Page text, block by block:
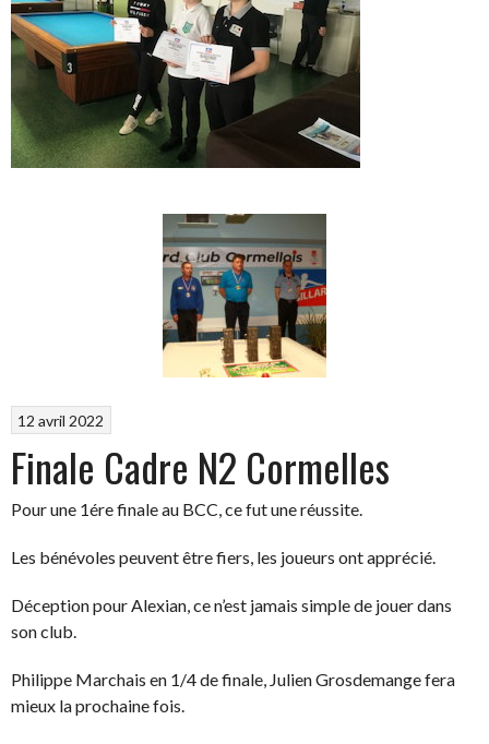
12 avril 2022
Finale Cadre N2 Cormelles
Pour une 1ére finale au BCC, ce fut une réussite.
Les bénévoles peuvent être fiers, les joueurs ont apprécié.
Déception pour Alexian, ce n’est jamais simple de jouer dans
son club.
Philippe Marchais en 1/4 de finale, Julien Grosdemange fera
mieux la prochaine fois.